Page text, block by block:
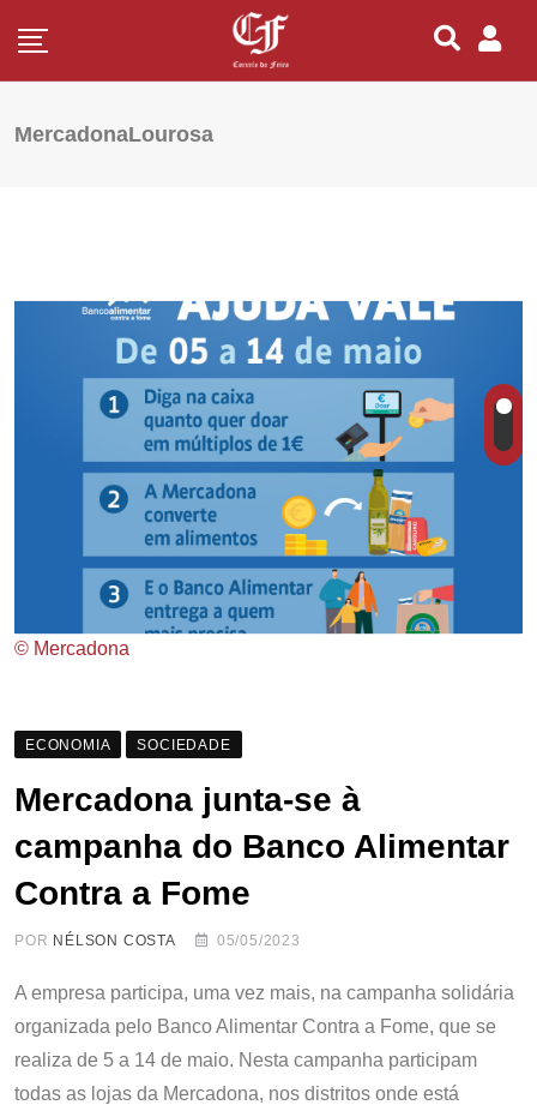
MercadonaLourosa
© Mercadona
ECONOMIA SOCIEDADE
Mercadona junta-se à
campanha do Banco Alimentar
Contra a Fome
POR NÉLSON COSTA 05/05/2023
A empresa participa, uma vez mais, na campanha solidária
organizada pelo Banco Alimentar Contra a Fome, que se
realiza de 5 a 14 de maio. Nesta campanha participam
todas as lojas da Mercadona, nos distritos onde está